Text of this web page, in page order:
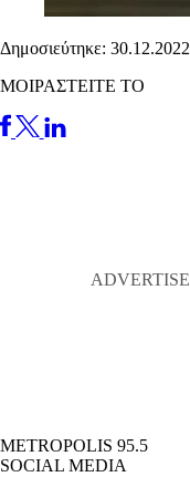
Δημοσιεύτηκε: 30.12.2022
ΜΟΙΡΑΣΤΕΙΤΕ ΤΟ
METROPOLIS 95.5
SOCIAL MEDIA